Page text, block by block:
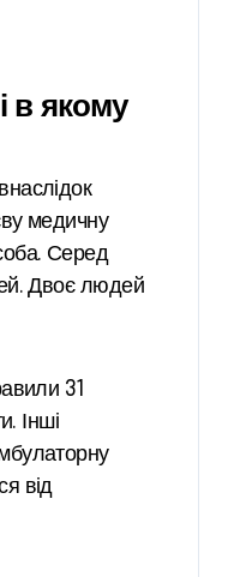
в якому
медичну
Серед
Двоє людей
31
Інші
від